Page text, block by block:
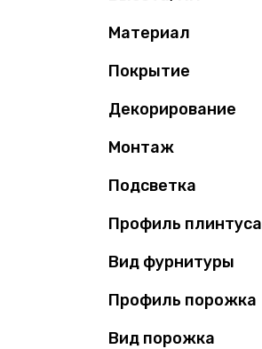
Материал
Покрытие
Декорирование
Монтаж
Подсветка
Профиль плинтуса
Вид фурнитуры
Профиль порожка
Вид порожка